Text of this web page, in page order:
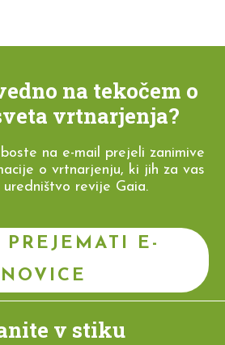
na tekočem o
vrtnarjenja?
na e-mail prejeli zanimive
o vrtnarjenju, ki jih za vas
revije Gaia.
E-
NOVICE
v stiku